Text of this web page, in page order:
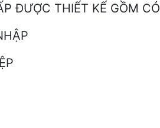
ĐƯỢC THIẾT KẾ GỒM CÓ